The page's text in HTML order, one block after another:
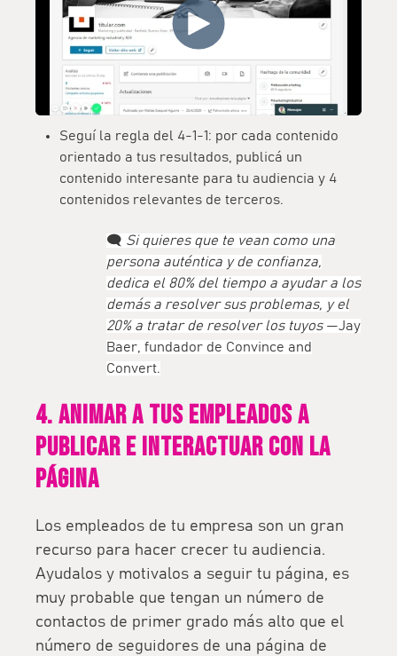
Seguí la regla del 4-1-1: por cada contenido
orientado a tus resultados, publicá un
contenido interesante para tu audiencia y 4
contenidos relevantes de terceros.
🗨️ Si quieres que te vean como una
persona auténtica y de confianza,
dedica el 80% del tiempo a ayudar a los
demás a resolver sus problemas, y el
20% a tratar de resolver los tuyos —Jay
Baer, fundador de Convince and
Convert.
4. Animar a tus empleados a
publicar e interactuar con la
página
Los empleados de tu empresa son un gran
recurso para hacer crecer tu audiencia.
Ayudalos y motivalos a seguir tu página, es
muy probable que tengan un número de
contactos de primer grado más alto que el
número de seguidores de una página de